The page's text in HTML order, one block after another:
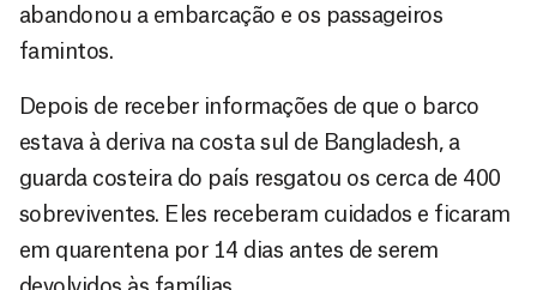
abandonou a embarcação e os passageiros
famintos.
Depois de receber informações de que o barco
estava à deriva na costa sul de Bangladesh, a
guarda costeira do país resgatou os cerca de 400
sobreviventes. Eles receberam cuidados e ficaram
em quarentena por 14 dias antes de serem